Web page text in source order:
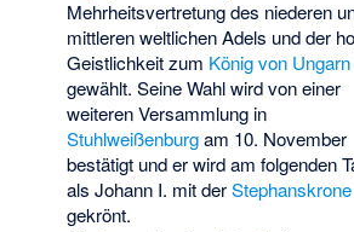
Mehrheitsvertretung des niederen
mittleren weltlichen Adels und der
Geistlichkeit zum König von Ungarn
gewählt. Seine Wahl wird von einer
weiteren Versammlung in
Stuhlweißenburgam 10. November
bestätigt und er wird am folgenden
als Johann I. mit derStephanskrone
gekrönt.